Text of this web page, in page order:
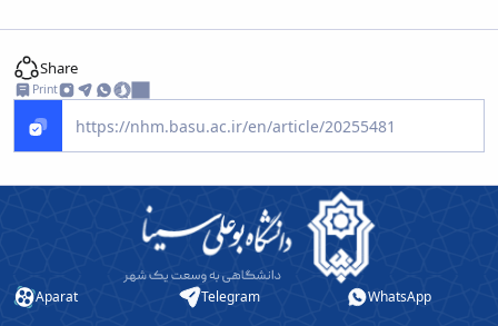
Share
Print
Aparat Telegram WhatsApp